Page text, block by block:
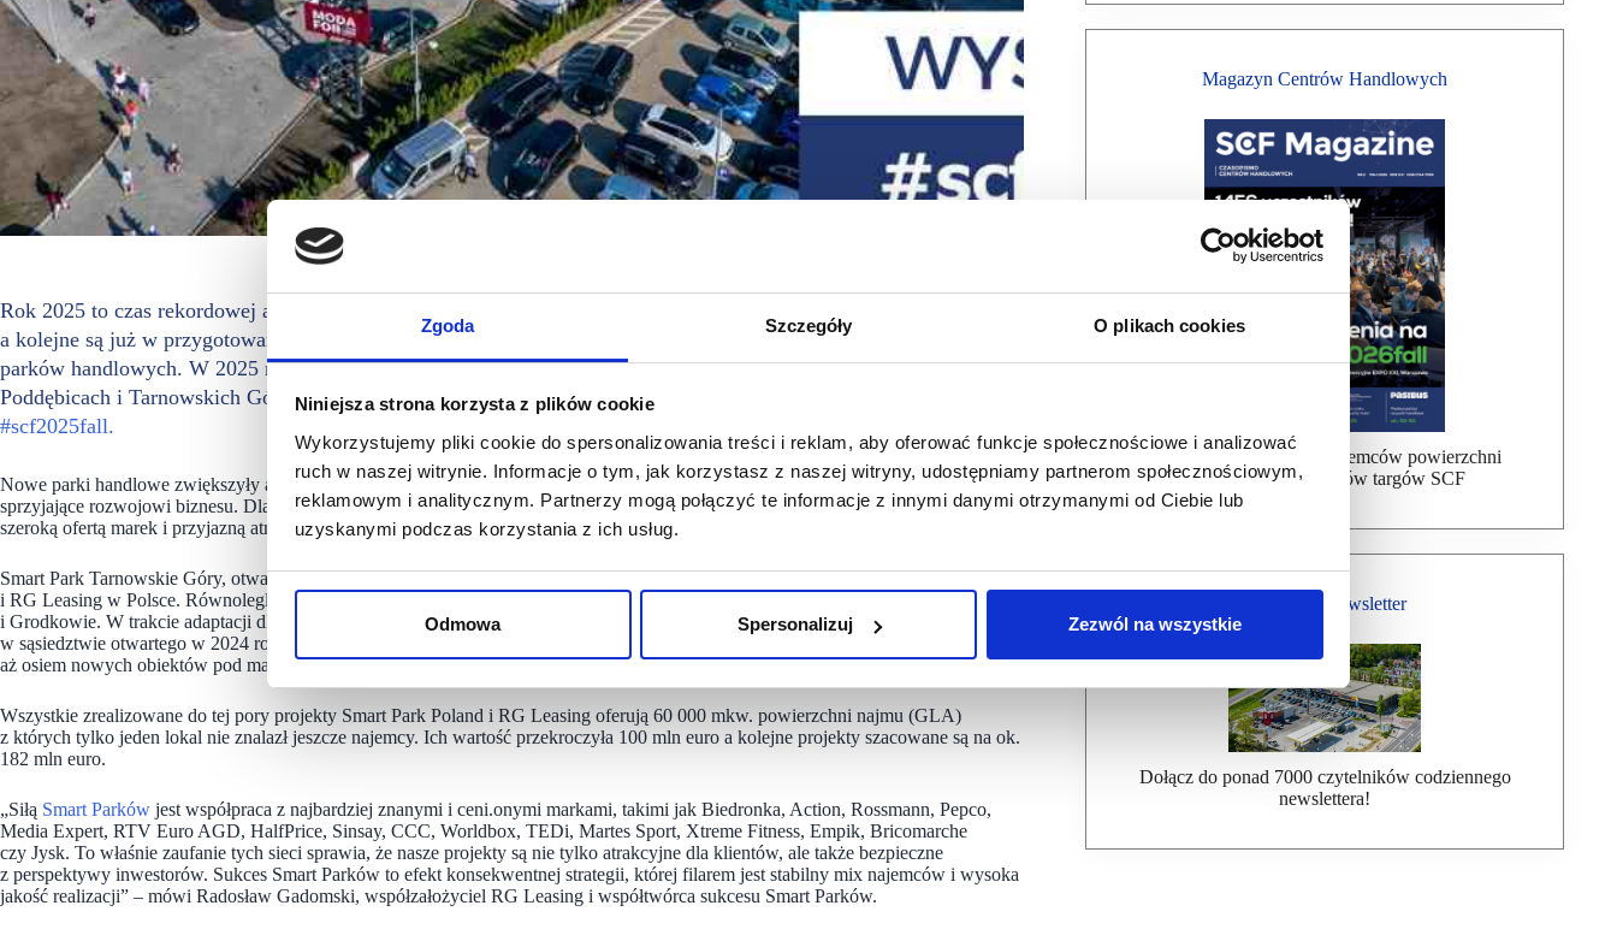
Zgoda Szczegóły O plikach cookies
Niniejsza strona korzysta z plików cookie
Wykorzystujemy pliki cookie do spersonalizowania treści i reklam, aby oferować funkcje społecznościowe i analizować
ruch w naszej witrynie. Informacje o tym, jak korzystasz z naszej witryny, udostępniamy partnerom społecznościowym,
reklamowym i analitycznym. Partnerzy mogą połączyć te informacje z innymi danymi otrzymanymi od Ciebie lub
uzyskanymi podczas korzystania z ich usług.
Odmowa Spersonalizuj Zezwól na wszystkie
Rok 2025 to czas rekordowej aktywności RG Leasing i Smart Park Poland – wspólnie realizują aż osiem projektów,
a kolejne są już w przygotowaniu. Smart Park Poland i RG Leasing konsekwentnie rozwijają sieć nowoczesnych
parków handlowych. W 2025 roku otworzyły się już cztery nowe obiekty – w Krasnymstawie, Kętrzynie,
Poddębicach i Tarnowskich Górach – o łącznej powierzchni ok. 19 500 mkw. RG Leasing jest wystawcą targów
#scf2025fall.
Nowe parki handlowe zwiększyły atrakcyjność tych lokalizacji dla najemców, oferując im nowoczesne i funkcjonalne przestrzenie
sprzyjające rozwojowi biznesu. Dla klientów stały się natomiast wygodną alternatywą dla dużych galerii – z łatwym dojazdem,
szeroką ofertą marek i przyjazną atmosferą zakupów.
Smart Park Tarnowskie Góry, otwarty 4 września 2025 roku, to już 11. park handlowy wybudowany przez Smart Park Poland
i RG Leasing w Polsce. Równolegle prowadzone są kolejne inwestycje. W budowie znajdują się projekty w Jaworze, Namysłowie
i Grodkowie. W trakcie adaptacji dla kolejnych nowych najemców jest także istniejący budynek w Zgorzelcu, zlokalizowany
w sąsiedztwie otwartego w 2024 roku Smart Parku przy ul. Księdza Jana Kozaka. Oznacza to, że w samym 2025 roku otworzy się
aż osiem nowych obiektów pod marką Smart Park.
Wszystkie zrealizowane do tej pory projekty Smart Park Poland i RG Leasing oferują 60 000 mkw. powierzchni najmu (GLA)
z których tylko jeden lokal nie znalazł jeszcze najemcy. Ich wartość przekroczyła 100 mln euro a kolejne projekty szacowane są na ok.
182 mln euro.
„Siłą Smart Parków jest współpraca z najbardziej znanymi i ceni.onymi markami, takimi jak Biedronka, Action, Rossmann, Pepco,
Media Expert, RTV Euro AGD, HalfPrice, Sinsay, CCC, Worldbox, TEDi, Martes Sport, Xtreme Fitness, Empik, Bricomarche
czy Jysk. To właśnie zaufanie tych sieci sprawia, że nasze projekty są nie tylko atrakcyjne dla klientów, ale także bezpieczne
z perspektywy inwestorów. Sukces Smart Parków to efekt konsekwentnej strategii, której filarem jest stabilny mix najemców i wysoka
jakość realizacji” – mówi Radosław Gadomski, współzałożyciel RG Leasing i współtwórca sukcesu Smart Parków.
Magazyn Centrów Handlowych
Bezpłatna wysyłka dla najemców powierzchni
handlowej, uczestników targów SCF
Bezpłatny Newsletter
Dołącz do ponad 7000 czytelników codziennego
newslettera!